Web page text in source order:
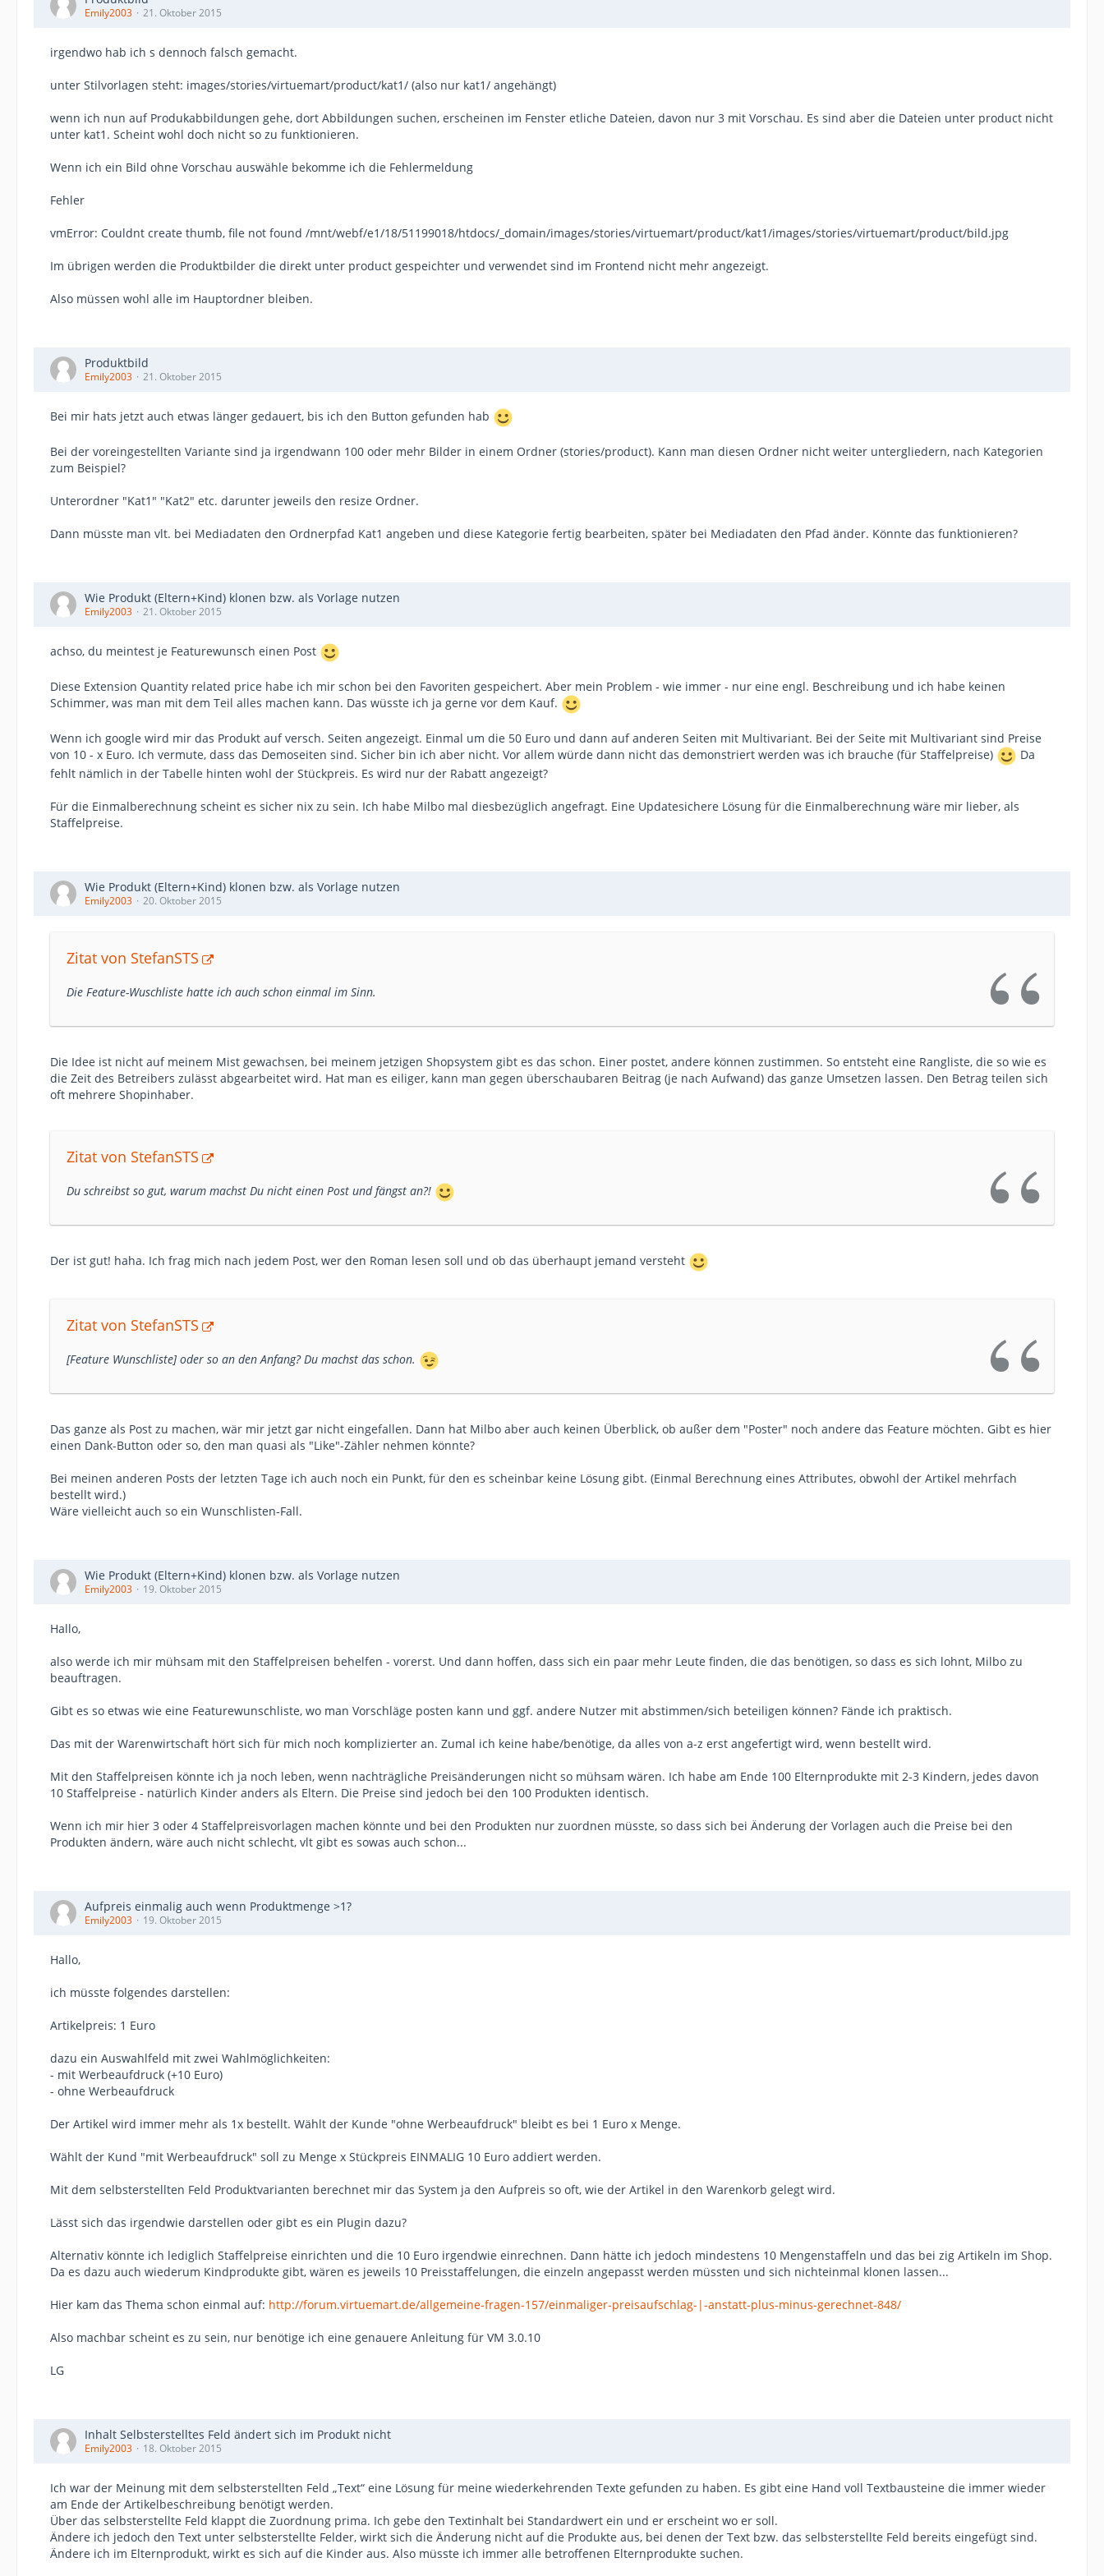
Emily2003 21. Oktober 2015
irgendwo hab ich s dennoch falsch gemacht.
unter Stilvorlagen steht: images/stories/virtuemart/product/kat1/ (also nur kat1/ angehängt)
wenn ich nun auf Produkabbildungen gehe, dort Abbildungen suchen, erscheinen im Fenster etliche Dateien, davon nur 3 mit Vorschau. Es sind aber die Dateien unter product nicht
unter kat1. Scheint wohl doch nicht so zu funktionieren.
Wenn ich ein Bild ohne Vorschau auswähle bekomme ich die Fehlermeldung
Fehler
vmError: Couldnt create thumb, file not found /mnt/webf/e1/18/51199018/htdocs/_domain/images/stories/virtuemart/product/kat1/images/stories/virtuemart/product/bild.jpg
Im übrigen werden die Produktbilder die direkt unter product gespeichter und verwendet sind im Frontend nicht mehr angezeigt.
Also müssen wohl alle im Hauptordner bleiben.
Produktbild
Emily2003 21. Oktober 2015
Bei mir hats jetzt auch etwas länger gedauert, bis ich den Button gefunden hab
Bei der voreingestellten Variante sind ja irgendwann 100 oder mehr Bilder in einem Ordner (stories/product). Kann man diesen Ordner nicht weiter untergliedern, nach Kategorien
zum Beispiel?
Unterordner "Kat1" "Kat2" etc. darunter jeweils den resize Ordner.
Dann müsste man vlt. bei Mediadaten den Ordnerpfad Kat1 angeben und diese Kategorie fertig bearbeiten, später bei Mediadaten den Pfad änder. Könnte das funktionieren?
Wie Produkt (Eltern+Kind) klonen bzw. als Vorlage nutzen
Emily2003 21. Oktober 2015
achso, du meintest je Featurewunsch einen Post
Diese Extension Quantity related price habe ich mir schon bei den Favoriten gespeichert. Aber mein Problem - wie immer - nur eine engl. Beschreibung und ich habe keinen
Schimmer, was man mit dem Teil alles machen kann. Das wüsste ich ja gerne vor dem Kauf.
Wenn ich google wird mir das Produkt auf versch. Seiten angezeigt. Einmal um die 50 Euro und dann auf anderen Seiten mit Multivariant. Bei der Seite mit Multivariant sind Preise
von 10 - x Euro. Ich vermute, dass das Demoseiten sind. Sicher bin ich aber nicht. Vor allem würde dann nicht das demonstriert werden was ich brauche (für Staffelpreise)
Da
fehlt nämlich in der Tabelle hinten wohl der Stückpreis. Es wird nur der Rabatt angezeigt?
Für die Einmalberechnung scheint es sicher nix zu sein. Ich habe Milbo mal diesbezüglich angefragt. Eine Updatesichere Lösung für die Einmalberechnung wäre mir lieber, als
Staffelpreise.
Wie Produkt (Eltern+Kind) klonen bzw. als Vorlage nutzen
Emily2003 20. Oktober 2015
Zitat von StefanSTS
Die Feature-Wuschliste hatte ich auch schon einmal im Sinn.
Die Idee ist nicht auf meinem Mist gewachsen, bei meinem jetzigen Shopsystem gibt es das schon. Einer postet, andere können zustimmen. So entsteht eine Rangliste, die so wie es
die Zeit des Betreibers zulässt abgearbeitet wird. Hat man es eiliger, kann man gegen überschaubaren Beitrag (je nach Aufwand) das ganze Umsetzen lassen. Den Betrag teilen sich
oft mehrere Shopinhaber.
Zitat von StefanSTS
Du schreibst so gut, warum machst Du nicht einen Post und fängst an?!
Der ist gut! haha. Ich frag mich nach jedem Post, wer den Roman lesen soll und ob das überhaupt jemand versteht
Zitat von StefanSTS
[Feature Wunschliste] oder so an den Anfang? Du machst das schon.
Das ganze als Post zu machen, wär mir jetzt gar nicht eingefallen. Dann hat Milbo aber auch keinen Überblick, ob außer dem "Poster" noch andere das Feature möchten. Gibt es hier
einen Dank-Button oder so, den man quasi als "Like"-Zähler nehmen könnte?
Bei meinen anderen Posts der letzten Tage ich auch noch ein Punkt, für den es scheinbar keine Lösung gibt. (Einmal Berechnung eines Attributes, obwohl der Artikel mehrfach
bestellt wird.)
Wäre vielleicht auch so ein Wunschlisten-Fall.
Wie Produkt (Eltern+Kind) klonen bzw. als Vorlage nutzen
Emily2003 19. Oktober 2015
Hallo,
also werde ich mir mühsam mit den Staffelpreisen behelfen - vorerst. Und dann hoffen, dass sich ein paar mehr Leute finden, die das benötigen, so dass es sich lohnt, Milbo zu
beauftragen.
Gibt es so etwas wie eine Featurewunschliste, wo man Vorschläge posten kann und ggf. andere Nutzer mit abstimmen/sich beteiligen können? Fände ich praktisch.
Das mit der Warenwirtschaft hört sich für mich noch komplizierter an. Zumal ich keine habe/benötige, da alles von a-z erst angefertigt wird, wenn bestellt wird.
Mit den Staffelpreisen könnte ich ja noch leben, wenn nachträgliche Preisänderungen nicht so mühsam wären. Ich habe am Ende 100 Elternprodukte mit 2-3 Kindern, jedes davon
10 Staffelpreise - natürlich Kinder anders als Eltern. Die Preise sind jedoch bei den 100 Produkten identisch.
Wenn ich mir hier 3 oder 4 Staffelpreisvorlagen machen könnte und bei den Produkten nur zuordnen müsste, so dass sich bei Änderung der Vorlagen auch die Preise bei den
Produkten ändern, wäre auch nicht schlecht, vlt gibt es sowas auch schon...
Aufpreis einmalig auch wenn Produktmenge >1?
Emily2003 19. Oktober 2015
Hallo,
ich müsste folgendes darstellen:
Artikelpreis: 1 Euro
dazu ein Auswahlfeld mit zwei Wahlmöglichkeiten:
- mit Werbeaufdruck (+10 Euro)
- ohne Werbeaufdruck
Der Artikel wird immer mehr als 1x bestellt. Wählt der Kunde "ohne Werbeaufdruck" bleibt es bei 1 Euro x Menge.
Wählt der Kund "mit Werbeaufdruck" soll zu Menge x Stückpreis EINMALIG 10 Euro addiert werden.
Mit dem selbsterstellten Feld Produktvarianten berechnet mir das System ja den Aufpreis so oft, wie der Artikel in den Warenkorb gelegt wird.
Lässt sich das irgendwie darstellen oder gibt es ein Plugin dazu?
Alternativ könnte ich lediglich Staffelpreise einrichten und die 10 Euro irgendwie einrechnen. Dann hätte ich jedoch mindestens 10 Mengenstaffeln und das bei zig Artikeln im Shop.
Da es dazu auch wiederum Kindprodukte gibt, wären es jeweils 10 Preisstaffelungen, die einzeln angepasst werden müssten und sich nichteinmal klonen lassen...
Hier kam das Thema schon einmal auf: http://forum.virtuemart.de/allgemeine-fragen-157/einmaliger-preisaufschlag-|-anstatt-plus-minus-gerechnet-848/
Also machbar scheint es zu sein, nur benötige ich eine genauere Anleitung für VM 3.0.10
LG
Inhalt Selbsterstelltes Feld ändert sich im Produkt nicht
Emily2003 18. Oktober 2015
Ich war der Meinung mit dem selbsterstellten Feld „Text“ eine Lösung für meine wiederkehrenden Texte gefunden zu haben. Es gibt eine Hand voll Textbausteine die immer wieder
am Ende der Artikelbeschreibung benötigt werden.
Über das selbsterstellte Feld klappt die Zuordnung prima. Ich gebe den Textinhalt bei Standardwert ein und er erscheint wo er soll.
Ändere ich jedoch den Text unter selbsterstellte Felder, wirkt sich die Änderung nicht auf die Produkte aus, bei denen der Text bzw. das selbsterstellte Feld bereits eingefügt sind.
Ändere ich im Elternprodukt, wirkt es sich auf die Kinder aus. Also müsste ich immer alle betroffenen Elternprodukte suchen.